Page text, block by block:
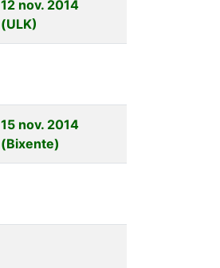
12 nov. 2014
(ULK)
15 nov. 2014
(Bixente)